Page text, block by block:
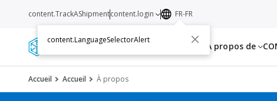
Services Ressources A propos de
content.TrackAShipmentcontent.login FR-FR
content.LanguageSelectorAlert
Accueil Accueil À propos